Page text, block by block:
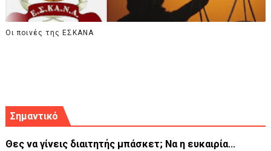
Οι ποινές της ΕΣΚΑΝΑ
Σημαντικό
Θες να γίνεις διαιτητής μπάσκετ; Να η ευκαιρία...